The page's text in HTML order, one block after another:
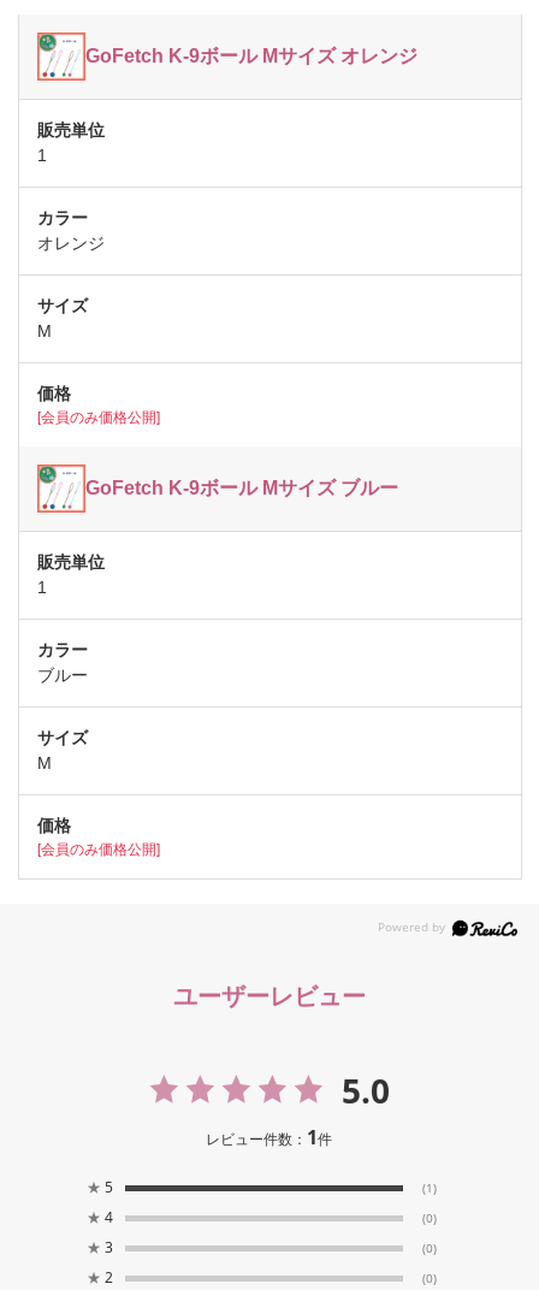
GoFetch K-9ボール Mサイズ オレンジ
1
オレンジ
M
[会員のみ価格公開]
GoFetch K-9ボール Mサイズ ブルー
1
ブルー
M
[会員のみ価格公開]
ユーザーレビュー
5.0
レビュー件数： 1件
★ 5 (1)
★ 4 (0)
★ 3 (0)
★ 2 (0)